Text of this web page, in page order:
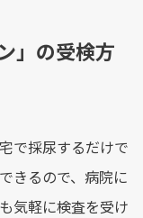
」の受検方
で採尿するだけで
きるので、病院に
気軽に検査を受け